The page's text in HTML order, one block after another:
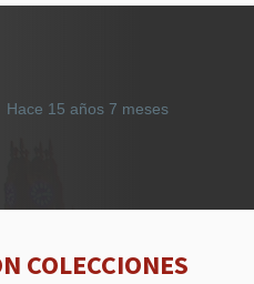
Hace 15 años 7 meses
COLECCIONES